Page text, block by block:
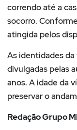
correndo até a
socorro.
atingida pelos
As identidades
divulgadas pelas
anos. A idade da
preservar o
Redação Grupo